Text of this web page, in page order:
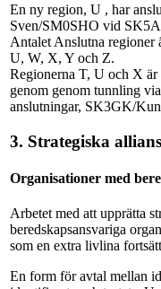
En ny region, U , har
Sven/SM0SHO vid
Antalet Anslutna
U, W, X, Y och Z.
Regionerna T, U och X är
genom genom tunnling
anslutningar, SK3GK/
3. Strategiska
Organisationer med
Arbetet med att upprätta
beredskapsansvariga
som en extra livlina
En form för avtal mellan